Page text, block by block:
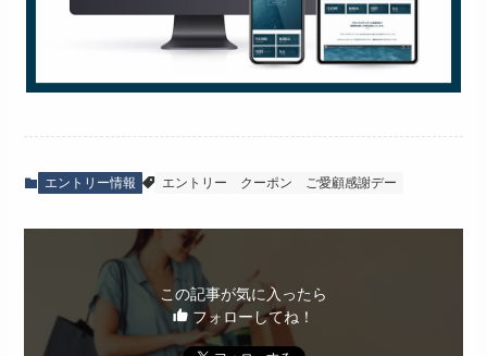
エントリー情報 エントリー クーポン ご愛顧感謝デー
この記事が気に入ったら
フォローしてね！